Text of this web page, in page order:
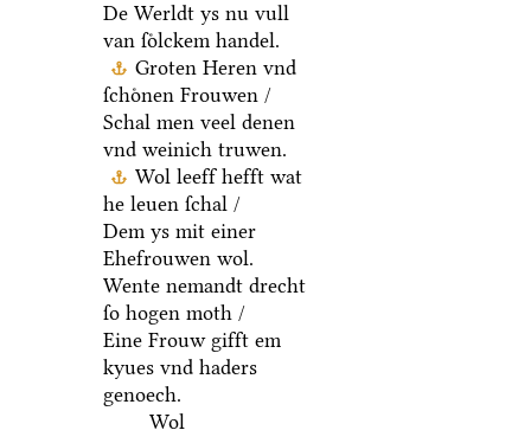
De Werldt ys nu vull
van ſoͤlckem handel.
Groten Heren vnd
ſchoͤnen Frouwen /
Schal men veel denen
vnd weinich truwen.
Wol leeff hefft wat
he leuen ſchal /
Dem ys mit einer
Ehefrouwen wol.
Wente nemandt drecht
ſo hogen moth /
Eine Frouw gifft em
kyues vnd haders
genoech.
Wol